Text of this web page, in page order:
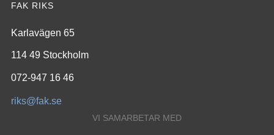
FAK RIKS
Karlavägen 65
114 49 Stockholm
072-947 16 46
riks@fak.se
VI SAMARBETAR MED